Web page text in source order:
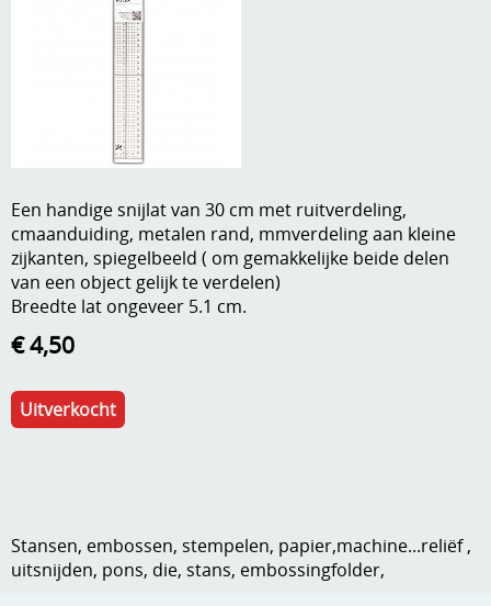
Boeken en magazines
Dies om te stansen
Embossen
Handige extra's
Hechtingsmaterialen
Hout , MDF, kartonmateriaal, steen
Kleurmateriaal-tekenmateriaal
Merken
Verzend - en verpakkingsk
Mijn account
Gastenboek
Een handige snijlat van 30 cm met ruitverdeling,
cmaanduiding, metalen rand, mmverdeling aan kleine
zijkanten, spiegelbeeld ( om gemakkelijke beide delen
van een object gelijk te verdelen)
Breedte lat ongeveer 5.1 cm.
€ 4,50
Uitverkocht
Stansen, embossen, stempelen, papier,machine...reliëf ,
uitsnijden, pons, die, stans, embossingfolder,